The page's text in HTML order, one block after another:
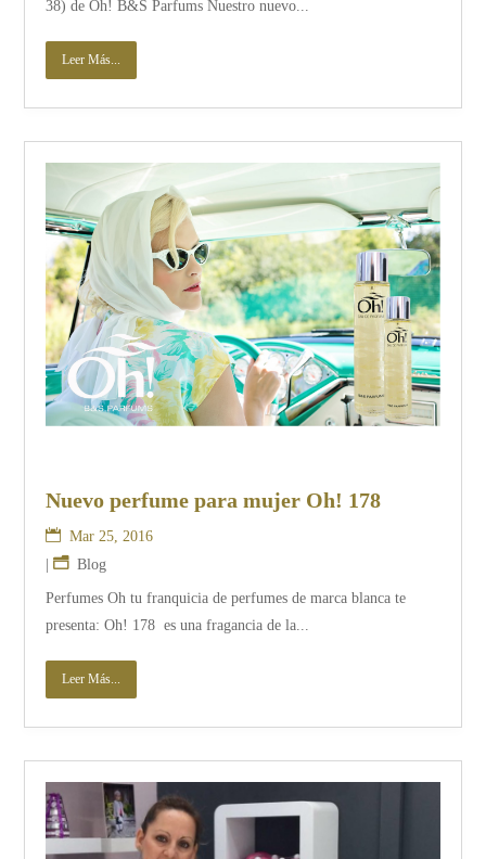
38) de Oh! B&S Parfums Nuestro nuevo...
Leer Más...
Nuevo perfume para mujer Oh! 178
Mar 25, 2016
|
Blog
Perfumes Oh tu franquicia de perfumes de marca blanca te
presenta: Oh! 178 es una fragancia de la...
Leer Más...